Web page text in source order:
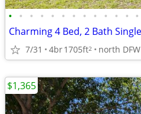
• • • • • • • • • • • • •
7/31 4br1705ft2 north DFW
$1,365